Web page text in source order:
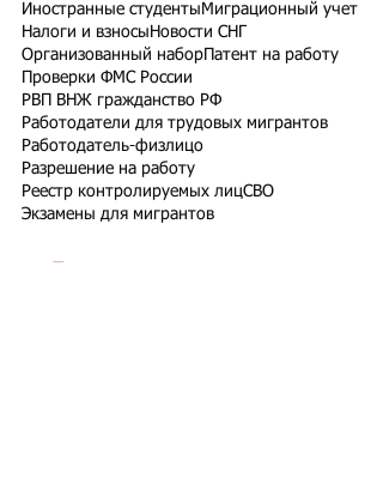
Иностранные студенты Миграционный учет
Налоги и взносы Новости СНГ
Организованный набор Патент на работу
Проверки ФМС России
РВП ВНЖ гражданство РФ
Работодатели для трудовых мигрантов
Работодатель-физлицо
Разрешение на работу
Реестр контролируемых лицСВО
Экзамены для мигрантов